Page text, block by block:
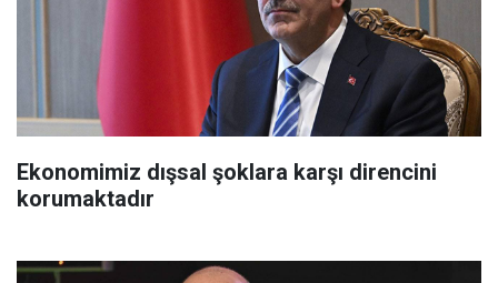
Ekonomimiz dışsal şoklara karşı direncini
korumaktadır